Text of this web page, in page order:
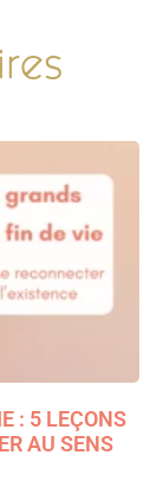
: 5 LEÇONS
AU SENS